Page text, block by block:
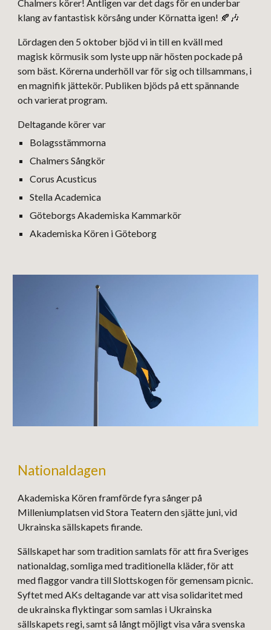
Chalmers körer! Äntligen var det dags för en underbar
klang av fantastisk körsång under Körnatta igen! 🍂🎶
Lördagen den 5 oktober bjöd vi in till en kväll med
magisk körmusik som lyste upp när hösten pockade på
som bäst. Körerna underhöll var för sig och tillsammans, i
en magnifik jättekör. Publiken bjöds på ett spännande
och varierat program.
Deltagande körer var
Bolagsstämmorna
Chalmers Sångkör
Corus Acusticus
Stella Academica
Göteborgs Akademiska Kammarkör
Akademiska Kören i Göteborg
Nationaldagen
Akademiska Kören framförde fyra sånger på
Milleniumplatsen vid Stora Teatern den sjätte juni, vid
Ukrainska sällskapets firande.
Sällskapet har som tradition samlats för att fira Sveriges
nationaldag, somliga med traditionella kläder, för att
med flaggor vandra till Slottskogen för gemensam picnic.
Syftet med AKs deltagande var att visa solidaritet med
de ukrainska flyktingar som samlas i Ukrainska
sällskapets regi, samt så långt möjligt visa våra svenska